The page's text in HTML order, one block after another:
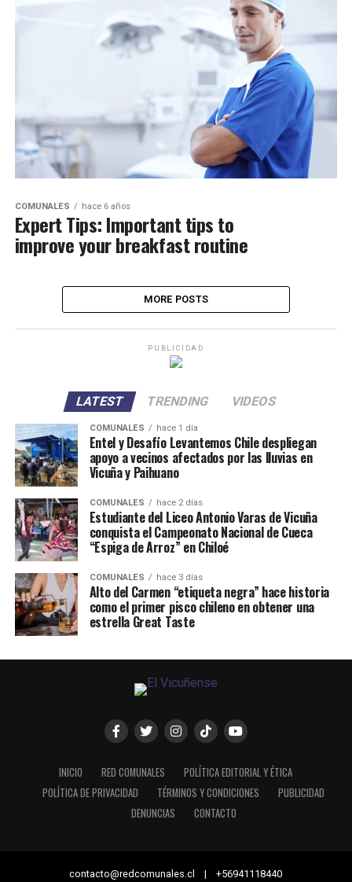
COMUNALES hace 6 años
Expert Tips: Important tips to
improve your breakfast routine
MORE POSTS
PUBLICIDAD
LATEST TRENDING VIDEOS
COMUNALES hace 1 día
Entel y Desafío Levantemos Chile despliegan
apoyo a vecinos afectados por las lluvias en
Vicuña y Paihuano
COMUNALES hace 2 días
Estudiante del Liceo Antonio Varas de Vicuña
conquista el Campeonato Nacional de Cueca
“Espiga de Arroz” en Chiloé
COMUNALES hace 3 días
Alto del Carmen “etiqueta negra” hace historia
como el primer pisco chileno en obtener una
estrella Great Taste
INICIO RED COMUNALES
POLÍTICA EDITORIAL Y ÉTICA
POLÍTICA DE PRIVACIDAD
TÉRMINOS Y CONDICIONES
PUBLICIDAD
DENUNCIAS
CONTACTO
contacto@redcomunales.cl | +56941118440